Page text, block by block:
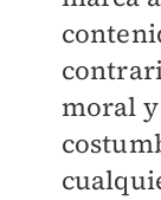
moral y